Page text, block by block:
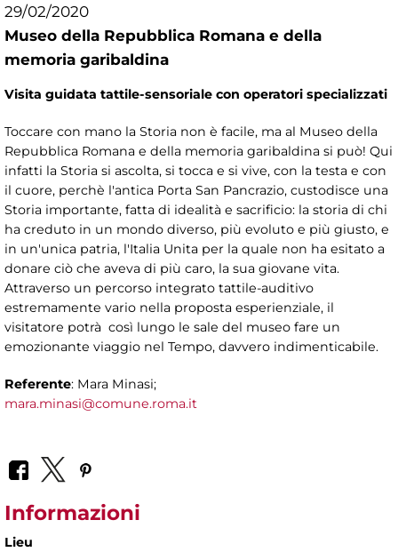
29/02/2020
Museo della Repubblica Romana e della
memoria garibaldina
Visita guidata tattile-sensoriale con operatori specializzati
Toccare con mano la Storia non è facile, ma al Museo della
Repubblica Romana e della memoria garibaldina si può! Qui
infatti la Storia si ascolta, si tocca e si vive, con la testa e con
il cuore, perchè l'antica Porta San Pancrazio, custodisce una
Storia importante, fatta di idealità e sacrificio: la storia di chi
ha creduto in un mondo diverso, più evoluto e più giusto, e
in un'unica patria, l'Italia Unita per la quale non ha esitato a
donare ciò che aveva di più caro, la sua giovane vita.
Attraverso un percorso integrato tattile-auditivo
estremamente vario nella proposta esperienziale, il
visitatore potrà così lungo le sale del museo fare un
emozionante viaggio nel Tempo, davvero indimenticabile.
Referente: Mara Minasi;
mara.minasi@comune.roma.it
Informazioni
Lieu